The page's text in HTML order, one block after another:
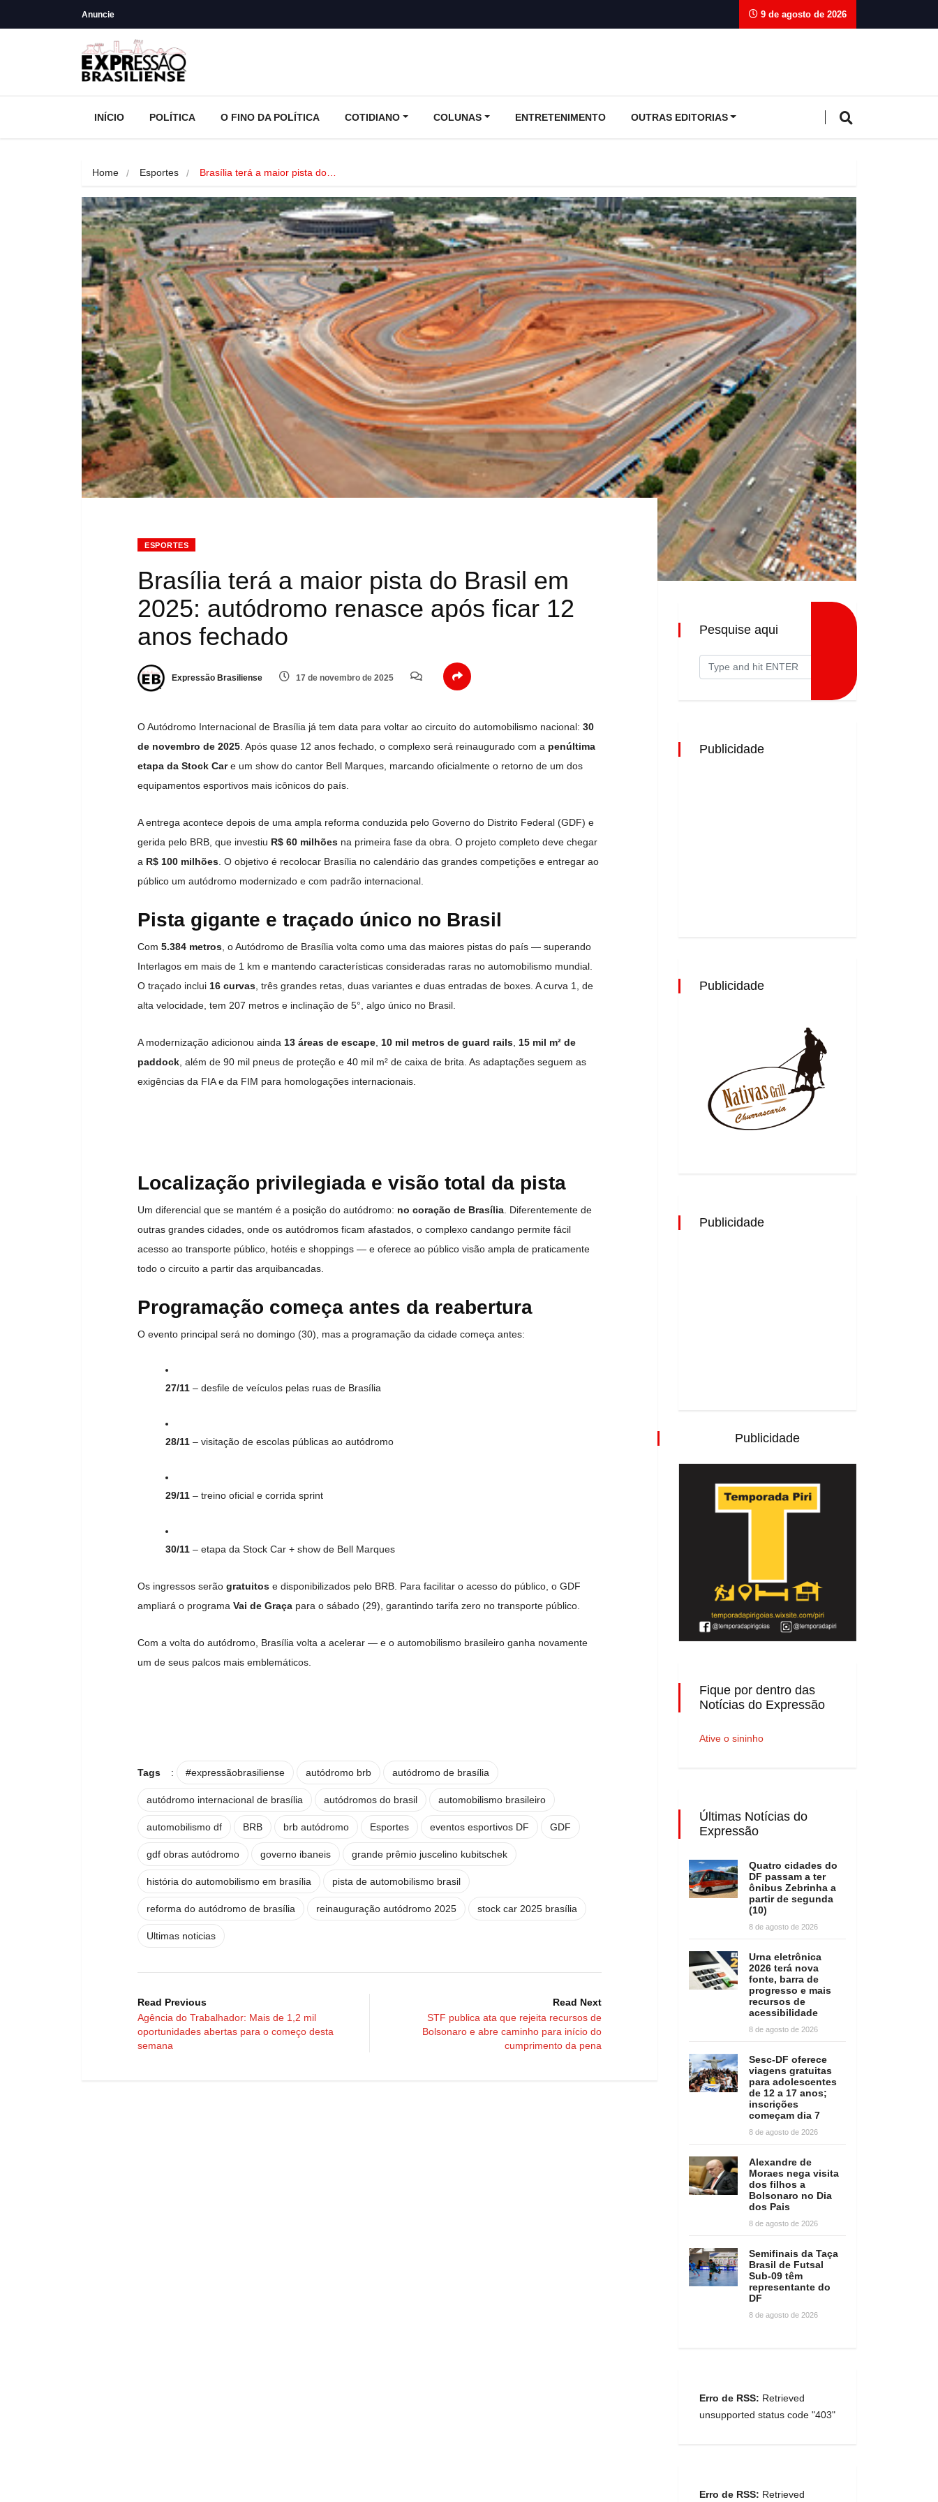
Anuncie 9 de agosto de 2026
INÍCIO POLÍTICA O FINO DA POLÍTICA COTIDIANO COLUNAS ENTRETENIMENTO OUTRAS EDITORIAS
Home Esportes Brasília terá a maior pista do…
ESPORTES
Brasília terá a maior pista do Brasil em
2025: autódromo renasce após ficar 12
anos fechado
Expressão Brasiliense 17 de novembro de 2025
O Autódromo Internacional de Brasília já tem data para voltar ao circuito do automobilismo nacional: 30
de novembro de 2025 . Após quase 12 anos fechado, o complexo será reinaugurado com a penúltima
etapa da Stock Care um show do cantor Bell Marques, marcando oficialmente o retorno de um dos
equipamentos esportivos mais icônicos do país.
A entrega acontece depois de uma ampla reforma conduzida pelo Governo do Distrito Federal (GDF) e
gerida pelo BRB, que investiu R$ 60 milhões na primeira fase da obra. O projeto completo deve chegar
a R$ 100 milhões . O objetivo é recolocar Brasília no calendário das grandes competições e entregar ao
público um autódromo modernizado e com padrão internacional.
Pista gigante e traçado único no Brasil
Com 5.384 metros , o Autódromo de Brasília volta como uma das maiores pistas do país — superando
Interlagos em mais de 1 km e mantendo características consideradas raras no automobilismo mundial.
O traçado inclui 16 curvas , três grandes retas, duas variantes e duas entradas de boxes. A curva 1, de
alta velocidade, tem 207 metros e inclinação de 5°, algo único no Brasil.
A modernização adicionou ainda 13 áreas de escape 10 mil metros de guard rails 15 mil m² de
paddock , além de 90 mil pneus de proteção e 40 mil m² de caixa de brita. As adaptações seguem as
exigências da FIA e da FIM para homologações internacionais.
Localização privilegiada e visão total da pista
Um diferencial que se mantém é a posição do autódromo: no coração de Brasília . Diferentemente de
outras grandes cidades, onde os autódromos ficam afastados, o complexo candango permite fácil
acesso ao transporte público, hotéis e shoppings — e oferece ao público visão ampla de praticamente
todo o circuito a partir das arquibancadas.
Programação começa antes da reabertura
O evento principal será no domingo (30), mas a programação da cidade começa antes:
27/11 – desfile de veículos pelas ruas de Brasília
28/11 – visitação de escolas públicas ao autódromo
29/11 – treino oficial e corrida sprint
30/11 – etapa da Stock Car + show de Bell Marques
Os ingressos serão gratuitos e disponibilizados pelo BRB. Para facilitar o acesso do público, o GDF
ampliará o programa Vai de Graça para o sábado (29), garantindo tarifa zero no transporte público.
Com a volta do autódromo, Brasília volta a acelerar — e o automobilismo brasileiro ganha novamente
um de seus palcos mais emblemáticos.
Tags : #expressãobrasiliense autódromo brb autódromo de brasília
autódromo internacional de brasília autódromos do brasil automobilismo brasileiro
automobilismo df BRB brb autódromo Esportes eventos esportivos DF GDF
gdf obras autódromo governo ibaneis grande prêmio juscelino kubitschek
história do automobilismo em brasília pista de automobilismo brasil
reforma do autódromo de brasília reinauguração autódromo 2025 stock car 2025 brasília
Ultimas noticias
Read Previous
Agência do Trabalhador: Mais de 1,2 mil
oportunidades abertas para o começo desta
semana
Read Next
STF publica ata que rejeita recursos de
Bolsonaro e abre caminho para início do
cumprimento da pena
Pesquise aqui
Publicidade
Publicidade
Publicidade
Publicidade
Fique por dentro das
Notícias do Expressão
Ative o sininho
Últimas Notícias do
Expressão
Quatro cidades do
DF passam a ter
ônibus Zebrinha a
partir de segunda
(10)
8 de agosto de 2026
Urna eletrônica
2026 terá nova
fonte, barra de
progresso e mais
recursos de
acessibilidade
8 de agosto de 2026
Sesc-DF oferece
viagens gratuitas
para adolescentes
de 12 a 17 anos;
inscrições
começam dia 7
8 de agosto de 2026
Alexandre de
Moraes nega visita
dos filhos a
Bolsonaro no Dia
dos Pais
8 de agosto de 2026
Semifinais da Taça
Brasil de Futsal
Sub-09 têm
representante do
DF
8 de agosto de 2026
Erro de RSS: Retrieved
unsupported status code "403"
Erro de RSS: Retrieved